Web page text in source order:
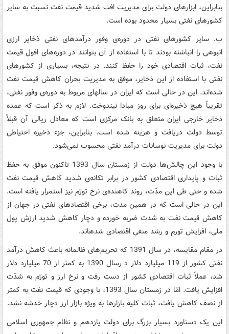
بنابراین، ابزارهای دولت برای مدیریت افت شدید قیمت نفت نسبت به سایر
کشورهای نفتی بسیار محدود بوده است.
ب. سایر کشورهای نفتی در دوره‌ی وفور درآمدهای نفتی ذخایر ارزی
انبوهی را انباشته‌ بودند تا با استفاده از آن بتوانند در دوره‌های افول قیمت
نفت، ثبات اقتصادی خود را حفظ کنند. در نتیجه، بسیاری از کشورهای
نفتی با استفاده از این ذخایر، موفق به مدیریت بحران کاهش قیمت نفت
شده‌اند. این در حالی است که ایران در سال­های مربوط به دوره‌ی وفور نفتی،
تقریباً هیچ ذخیره‌ای برای روز مبادا نیندوخت. لازم به ذکر است که عمده
ذخایر خارجی ایران متعلق به بانک مرکزی است که معادل ریالی آن قبلاً
توسط دولت دریافت و هزینه شده است. بنابراین، جزء ذخیره احتیاطی
دولت برای مدیریت نوسانات درآمد نفتی محسوب نمی‌شود.
با وجود این چالش‌ها دولت از زمستان سال 1393 تاکنون موفق به حفظ
ثبات و پایداری اقتصادی کشور در برابر تکانه‌ی شدید کاهش قیمت نفت
شده و حتی طی این مدّت، روند کاهنده‌ی نرخ تورّم نیز استمرار یافته است.
این در حالی است که در همین مدت، برخی اقتصادهای نفتی در جهان از
کاهش قیمت نفت به شدت ضربه خورده­ و دچار کاهش شدید ارزش پول
ملی، افزایش تورم و رشد منفی اقتصادی شده­اند.
در مقام مقایسه، در سال 1391 که تحریم‌های ظالمانه باعث کاهش درآمد
نفتی کشور از 119 میلیارد دلار د رسال 1390 به کمتر از 70 میلیارد دلار
شد، عملاً ثبات اقتصادی کشور از دست رفت و نرخ ارز و تورّم به شدّت
افزایش یافت. امّا در زمستان سال 1393، با وجودی که قیمت نفت به کمتر
از نصف کاهش یافت، ثبات کلیه بازارها به ویژه بازار ارز دچار خدشه نشد.
این یک دستاورد بسیار بزرگ برای دولت یازدهم و نظام جمهوری اسلامی